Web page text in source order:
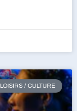
LOISIRS / CULTURE